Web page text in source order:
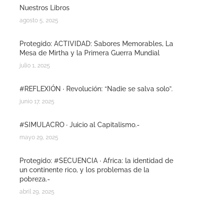
Nuestros Libros
agosto 5, 2025
Protegido: ACTIVIDAD: Sabores Memorables, La
Mesa de Mirtha y la Primera Guerra Mundial
julio 1, 2025
#REFLEXIÓN · Revolución: “Nadie se salva solo”.
junio 17, 2025
#SIMULACRO · Juicio al Capitalismo.-
mayo 29, 2025
Protegido: #SECUENCIA · Africa: la identidad de
un continente rico, y los problemas de la
pobreza.-
abril 29, 2025